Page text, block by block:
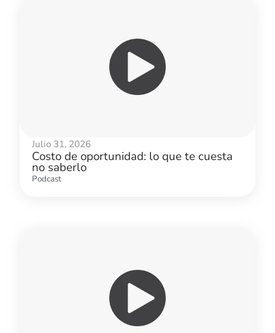
Julio 31, 2026
Costo de oportunidad: lo que te cuesta
no saberlo
Podcast